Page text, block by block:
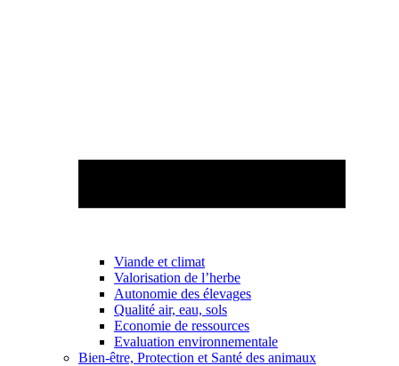
Viande et climat
Valorisation de l’herbe
Autonomie des élevages
Qualité air, eau, sols
Economie de ressources
Evaluation environnementale
Bien-être, Protection et Santé des animaux